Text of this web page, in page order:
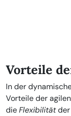
Vorteile
In der
Vorteile der
dieFlexibilitätder